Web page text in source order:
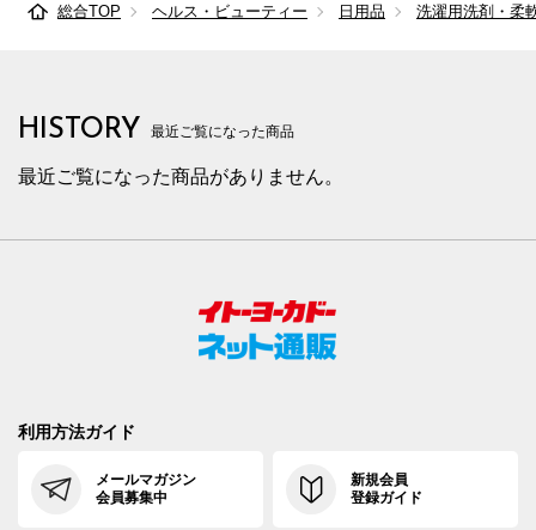
総合TOP ヘルス・ビューティー 日用品 洗濯用洗剤・柔
HISTORY 最近ご覧になった商品
最近ご覧になった商品がありません。
利用方法ガイド
メールマガジン
会員募集中
新規会員
登録ガイド